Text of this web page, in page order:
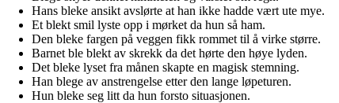
Hans bleke ansikt avslørte at han ikke hadde vært ute mye.
Et blekt smil lyste opp i mørket da hun så ham.
Den bleke fargen på veggen fikk rommet til å virke større.
Barnet ble blekt av skrekk da det hørte den høye lyden.
Det bleke lyset fra månen skapte en magisk stemning.
Han blege av anstrengelse etter den lange løpeturen.
Hun bleke seg litt da hun forsto situasjonen.